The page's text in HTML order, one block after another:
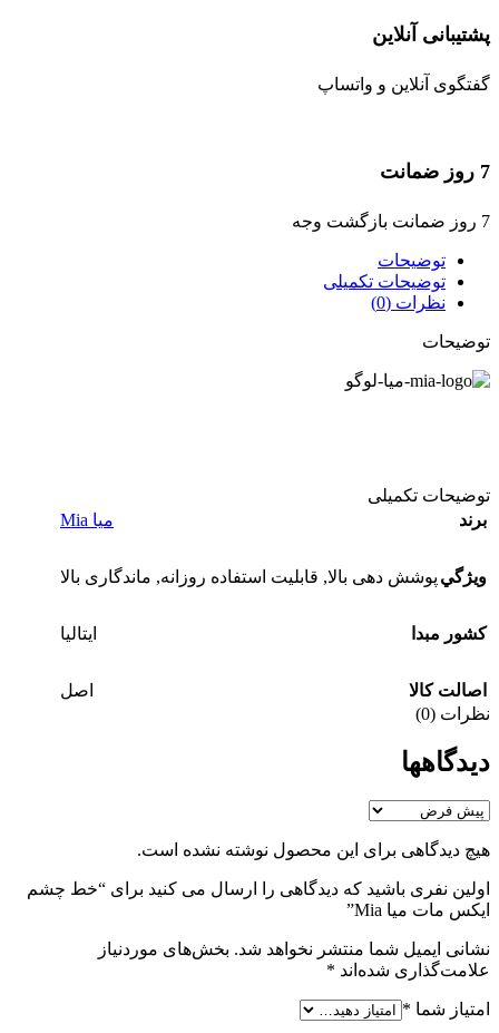
پشتیبانی آنلاین
گفتگوی آنلاین و واتساپ
7 روز ضمانت
7 روز ضمانت بازگشت وجه
توضیحات
توضیحات تکمیلی
نظرات (0)
توضیحات
توضیحات تکمیلی
برند
میا Mia
ويژگي پوشش دهی بالا, قابلیت استفاده روزانه, ماندگاری بالا
کشور مبدا ایتالیا
اصالت کالا
اصل
نظرات (0)
دیدگاهها
هیچ دیدگاهی برای این محصول نوشته نشده است.
اولین نفری باشید که دیدگاهی را ارسال می کنید برای “خط چشم
ایکس مات میا Mia”
نشانی ایمیل شما منتشر نخواهد شد. بخش‌های موردنیاز
علامت‌گذاری شده‌اند *
امتیاز شما *